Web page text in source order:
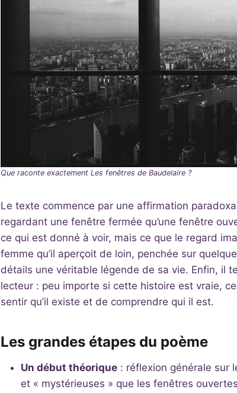
Que raconte exactement Les fenêtres de Baudelaire ?
Le texte commence par une affirmation
regardant une fenêtre fermée qu’une fenêtre
ce qui est donné à voir, mais ce que le regard
femme qu’il aperçoit de loin, penchée sur
détails une véritable légende de sa vie. Enfin, il
lecteur : peu importe si cette histoire est vraie, ce
sentir qu’il existe et de comprendre qui il est.
Les grandes étapes du poème
Un début théorique : réflexion générale sur
et « mystérieuses » que les fenêtres